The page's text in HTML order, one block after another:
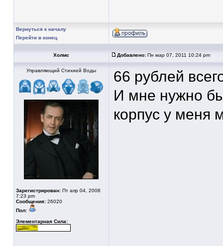
Вернуться к началу
Перейти в конец
Холмс Добавлено: Пн мар 07, 2011 10:24 pm
Управляющий Стихией Воды
Зарегистрирован: Пт апр 04, 2008
7:23 pm
Сообщения: 26020
Пол:
Элементарная Сила:
66 рублей
И мне нужно
корпус у меня